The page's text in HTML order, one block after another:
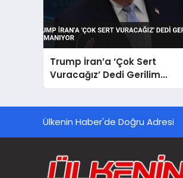
Trump İran’a ‘Çok Sert
Vuracağız’ Dedi Gerilim
Tırmanıyor
Ülkenin Haber'de Doğru Adresi